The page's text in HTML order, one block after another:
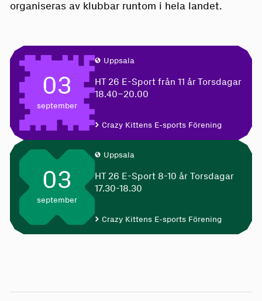
organiseras av klubbar runtom i hela landet.
03
september
Uppsala
HT 26 E-Sport från 11 år Torsdagar
18.40–20.00
Crazy Kittens E-sports Förening
03
september
Uppsala
HT 26 E-Sport 8-10 år Torsdagar
17.30-18.30
Crazy Kittens E-sports Förening